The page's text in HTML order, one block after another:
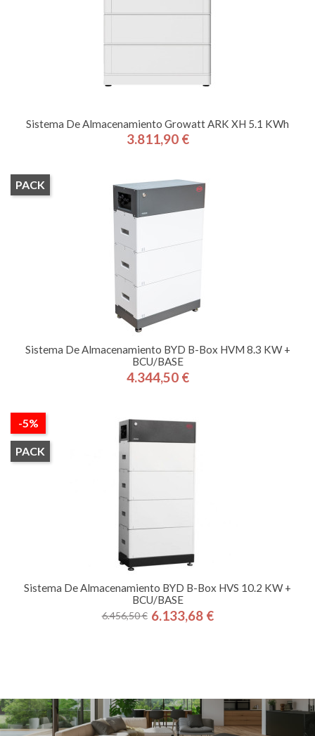
Sistema De Almacenamiento Growatt ARK XH 5.1 KWh
Precio
3.811,90 €
Sistema De Almacenamiento BYD B-Box HVM 8.3 KW +
BCU/BASE
Precio
4.344,50 €
PACK
Sistema De Almacenamiento BYD B-Box HVS 10.2 KW +
BCU/BASE
Precio
6.456,50 € Precio
6.133,68 €
-5%
PACK